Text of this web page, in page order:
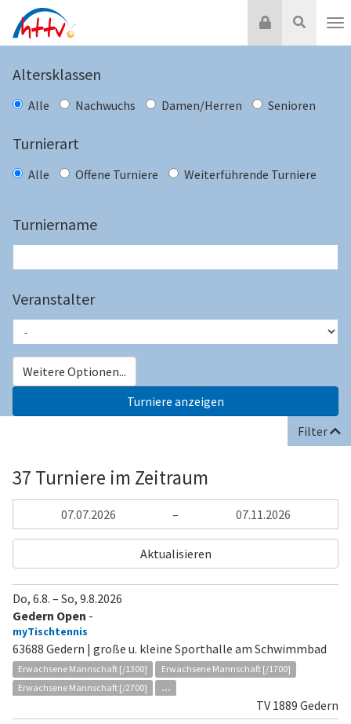
Inhalt
springen
Suche
Login
Altersklassen
Alle Nachwuchs Damen/Herren Senioren
Turnierart
Alle Offene Turniere Weiterführende Turniere
Turniername
Veranstalter
Weitere Optionen...
Filter
37 Turniere im Zeitraum
–
Aktualisieren
Do, 6.8. – So, 9.8.2026
Gedern Open -
myTischtennis
63688 Gedern | große u. kleine Sporthalle am Schwimmbad
Erwachsene Mannschaft [/1300]
Erwachsene Mannschaft [/1700]
Erwachsene Mannschaft [/2700]
...
TV 1889 Gedern